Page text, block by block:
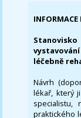
INFORMACE
léčebně
Návrh
lékař, který
specialistu,
praktického